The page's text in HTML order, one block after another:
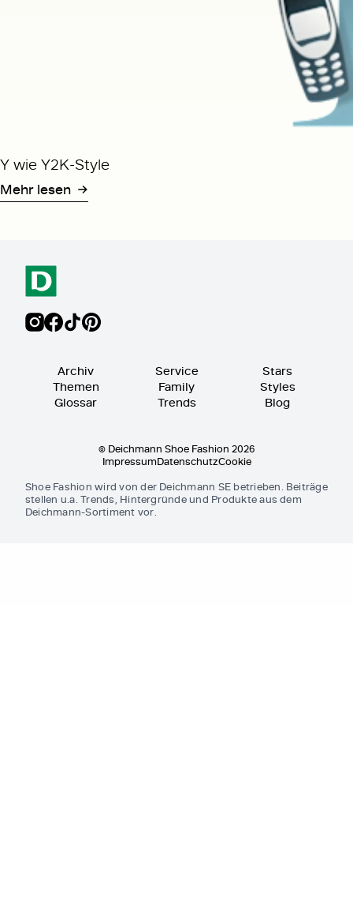
Y wie Y2K-Style
Mehr lesen
Archiv
Themen
Glossar
Service
Family
Trends
Stars
Styles
Blog
© Deichmann Shoe Fashion 2026
ImpressumDatenschutzCookie
Shoe Fashion wird von der Deichmann SE betrieben. Beiträge
stellen u.a. Trends, Hintergründe und Produkte aus dem
Deichmann-Sortiment vor.